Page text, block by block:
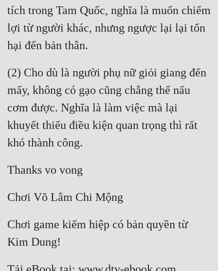
tích trong Tam Quốc, nghĩa là muốn chiếm
lợi từ người khác, nhưng ngược lại lại tổn
(2) Cho dù là người phụ nữ giỏi giang đến
mấy, không có gạo cũng chẳng thể nấu
cơm được. Nghĩa là làm việc mà lại
khuyết thiếu điều kiện quan trọng thì rất
Chơi game kiếm hiệp có bản quyền từ